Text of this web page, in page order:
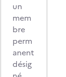
un
mem
bre
perm
anent
désig